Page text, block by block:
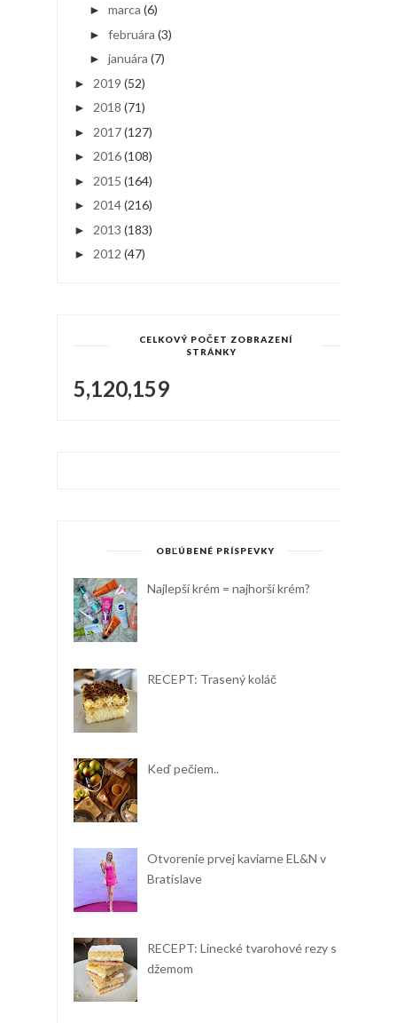
► marca (6)
► februára (3)
► januára (7)
► 2019 (52)
► 2018 (71)
► 2017(127)
► 2016(108)
► 2015 (164)
► 2014(216)
► 2013 (183)
► 2012 (47)
CELKOVÝ POČET ZOBRAZENÍ
STRÁNKY
5,120,159
OBĽÚBENÉ PRÍSPEVKY
Najlepší krém = najhorší krém?
RECEPT: Trasený koláč
Keď pečiem..
Otvorenie prvej kaviarne EL&N v
Bratislave
RECEPT: Linecké tvarohové rezy s
džemom